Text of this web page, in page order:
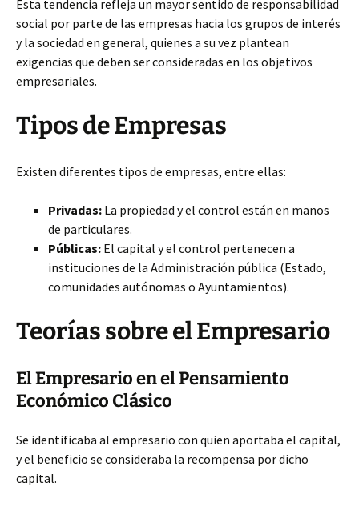
Esta tendencia refleja un mayor sentido de responsabilidad
social por parte de las empresas hacia los grupos de interés
y la sociedad en general, quienes a su vez plantean
exigencias que deben ser consideradas en los objetivos
empresariales.
Tipos de Empresas
Existen diferentes tipos de empresas, entre ellas:
Privadas: La propiedad y el control están en manos
de particulares.
Públicas: El capital y el control pertenecen a
instituciones de la Administración pública (Estado,
comunidades autónomas o Ayuntamientos).
Teorías sobre el Empresario
El Empresario en el Pensamiento
Económico Clásico
Se identificaba al empresario con quien aportaba el capital,
y el beneficio se consideraba la recompensa por dicho
capital.